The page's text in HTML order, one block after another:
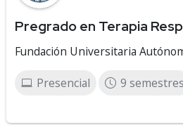
Pregrado en Terapia
Fundación Universitaria
Presencial 9 semestres